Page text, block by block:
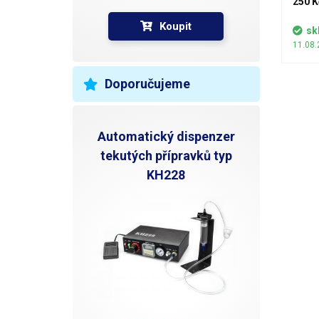
Koupit
Doporučujeme
Automatický dispenzer
tekutých přípravků typ
KH228